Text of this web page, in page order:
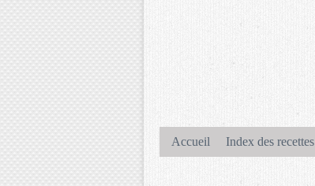
Accueil Index des recettes